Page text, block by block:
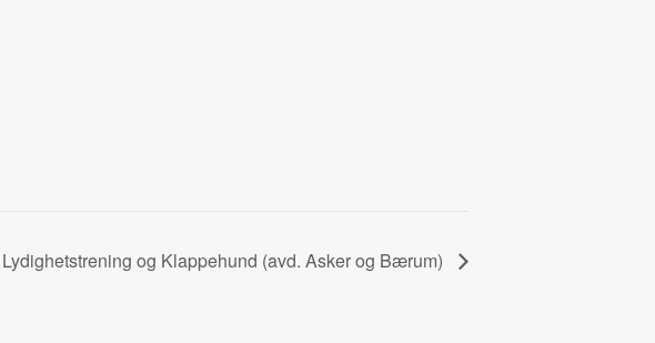
Lydighetstrening og Klappehund (avd. Asker og Bærum)